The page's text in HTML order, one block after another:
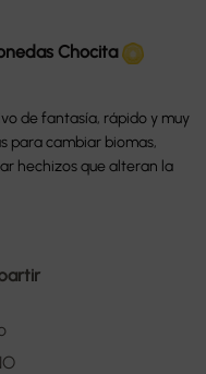
Chocita
de fantasía, rápido y muy
para cambiar biomas,
hechizos que alteran la